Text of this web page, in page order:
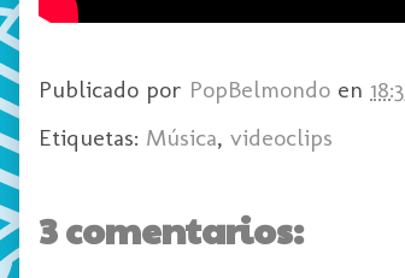
Publicado por PopBelmondo en
Etiquetas: Música, videoclips
3 comentarios: